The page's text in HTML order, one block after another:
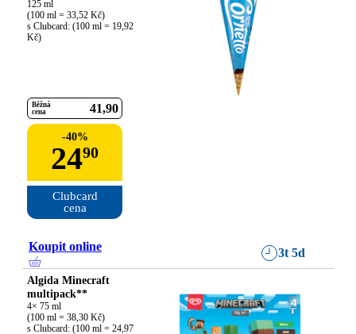
125 ml
(100 ml = 33,52 Kč)
s Clubcard: (100 ml = 19,92
Kč)
Běžná
cena
41 90
-40%
2490
Clubcard
cena
Koupit online 3t 5d
Algida Minecraft
multipack**
4× 75 ml
(100 ml = 38,30 Kč)
s Clubcard: (100 ml = 24,97